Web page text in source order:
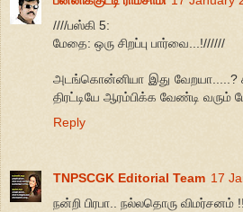
////பஸ்கி 5:
மேதை: ஒரு சிறப்பு பார்வை...!//////
அடங்கொன்னியா இது வேறயா.....?
திரட்டியே ஆரம்பிக்க வேண்டி வரும்
Reply
TNPSCGK Editorial Team 17
நன்றி பிரபா.. நல்லதொரு விமர்சனம் !!